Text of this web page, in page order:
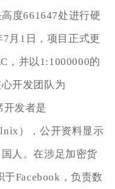
度661647处进行硬
月1日，项目正式更
，并以1:1000000的
开发团队为
发者是
），公开资料显示
人。在涉足加密货
Facebook，负责数